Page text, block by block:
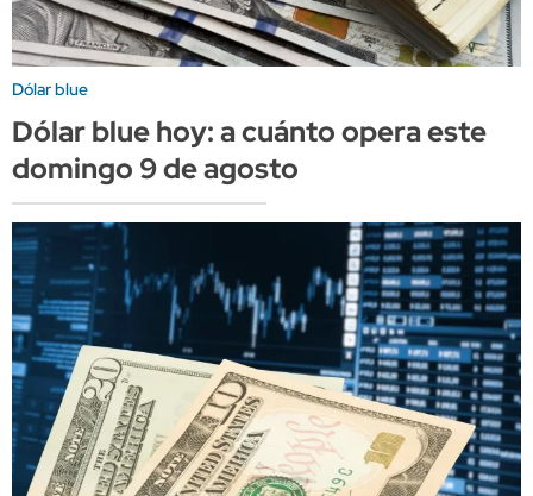
Dólar blue
Dólar blue hoy: a cuánto opera este
domingo 9 de agosto